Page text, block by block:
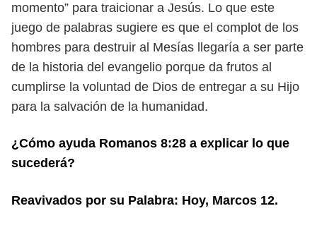
momento” para traicionar a Jesús. Lo que este
juego de palabras sugiere es que el complot de los
hombres para destruir al Mesías llegaría a ser parte
de la historia del evangelio porque da frutos al
cumplirse la voluntad de Dios de entregar a su Hijo
para la salvación de la humanidad.
¿Cómo ayuda Romanos 8:28 a explicar lo que
sucederá?
Reavivados por su Palabra: Hoy, Marcos 12.